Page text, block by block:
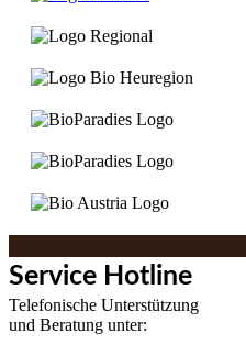
Service Hotline
Telefonische Unterstützung
und Beratung unter: